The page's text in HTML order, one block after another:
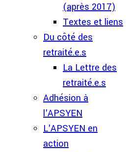
(après 2017)
Textes et liens
Du côté des
retraité.e.s
La Lettre des
retraité.e.s
Adhésion à
l'APSYEN
L'APSYEN en
action